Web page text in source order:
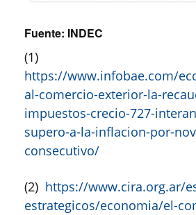
Fuente: INDEC
(1)
https://www.infobae.com/
al-comercio-exterior-la-
impuestos-crecio-727-
supero-a-la-inflacion-por-
consecutivo/
(2) https://www.cira.org.ar/
estrategicos/economia/el-